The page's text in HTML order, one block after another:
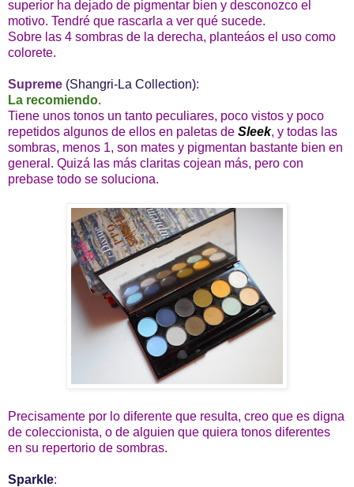
superior ha dejado de pigmentar bien y desconozco el
motivo. Tendré que rascarla a ver qué sucede.
Sobre las 4 sombras de la derecha, planteáos el uso como
colorete.
Supreme (Shangri-La Collection):
La recomiendo.
Tiene unos tonos un tanto peculiares, poco vistos y poco
repetidos algunos de ellos en paletas de Sleek, y todas las
sombras, menos 1, son mates y pigmentan bastante bien en
general. Quizá las más claritas cojean más, pero con
prebase todo se soluciona.
Precisamente por lo diferente que resulta, creo que es digna
de coleccionista, o de alguien que quiera tonos diferentes
en su repertorio de sombras.
Sparkle: